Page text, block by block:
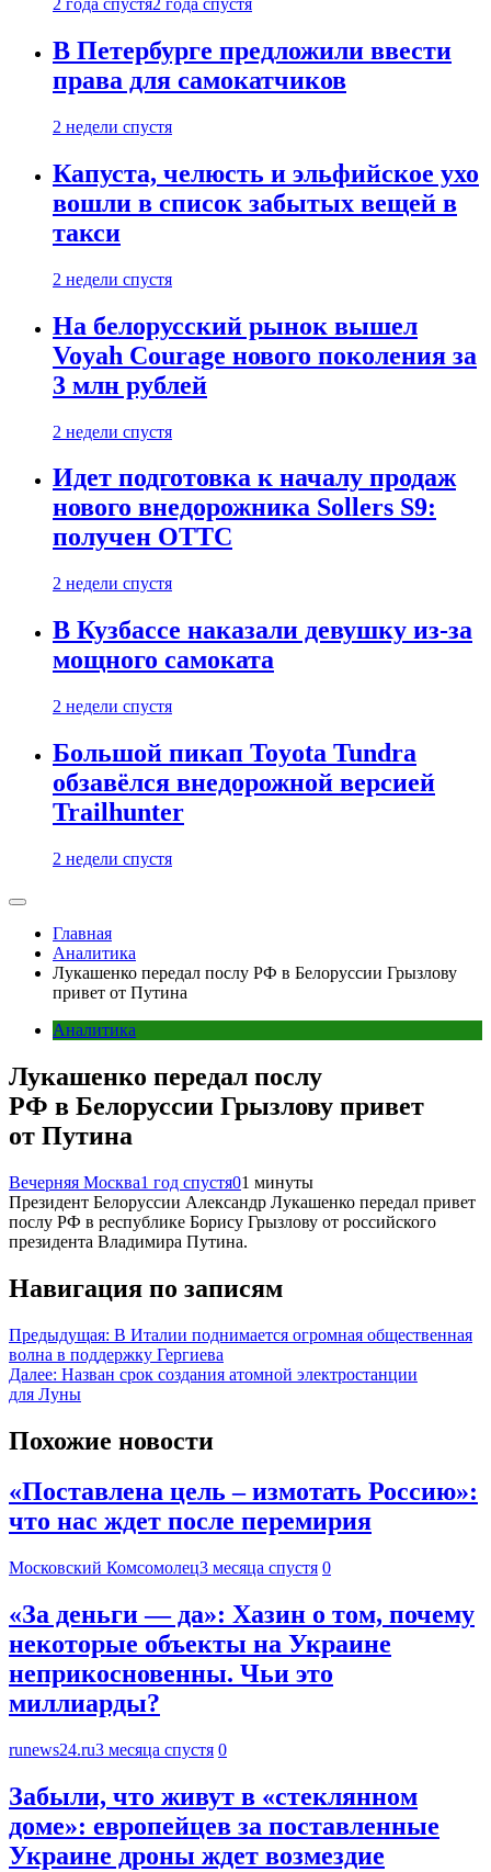
2 года спустя2 года спустя
В Петербурге предложили ввести
права для самокатчиков
2 недели спустя
Капуста, челюсть и эльфийское ухо
вошли в список забытых вещей в
такси
2 недели спустя
На белорусский рынок вышел
Voyah Courage нового поколения за
3 млн рублей
2 недели спустя
Идет подготовка к началу продаж
нового внедорожника Sollers S9:
получен ОТТС
2 недели спустя
В Кузбассе наказали девушку из-за
мощного самоката
2 недели спустя
Большой пикап Toyota Tundra
обзавёлся внедорожной версией
Trailhunter
2 недели спустя
Главная
Аналитика
Лукашенко передал послу РФ в Белоруссии Грызлову
привет от Путина
Аналитика
Лукашенко передал послу
РФ в Белоруссии Грызлову привет
от Путина
Вечерняя Москва1 год спустя01 минуты
Президент Белоруссии Александр Лукашенко передал привет
послу РФ в республике Борису Грызлову от российского
президента Владимира Путина.
Навигация по записям
Предыдущая: В Италии поднимается огромная общественная
волна в поддержку Гергиева
Далее: Назван срок создания атомной электростанции
для Луны
Похожие новости
«Поставлена цель – измотать Россию»:
что нас ждет после перемирия
Московский Комсомолец3 месяца спустя 0
«За деньги — да»: Хазин о том, почему
некоторые объекты на Украине
неприкосновенны. Чьи это
миллиарды?
runews24.ru3 месяца спустя 0
Забыли, что живут в «стеклянном
доме»: европейцев за поставленные
Украине дроны ждет возмездие